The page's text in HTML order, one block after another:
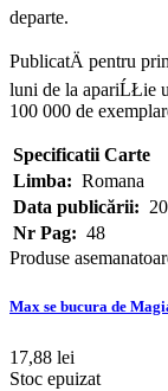
departe.
PublicatÄ pentru
luni de la apariĹŁie
100 000 de
Specificatii Carte
Limba: Romana
Data publicării:
Nr Pag: 48
Produse
Max se bucura de
17,88 lei
Stoc epuizat